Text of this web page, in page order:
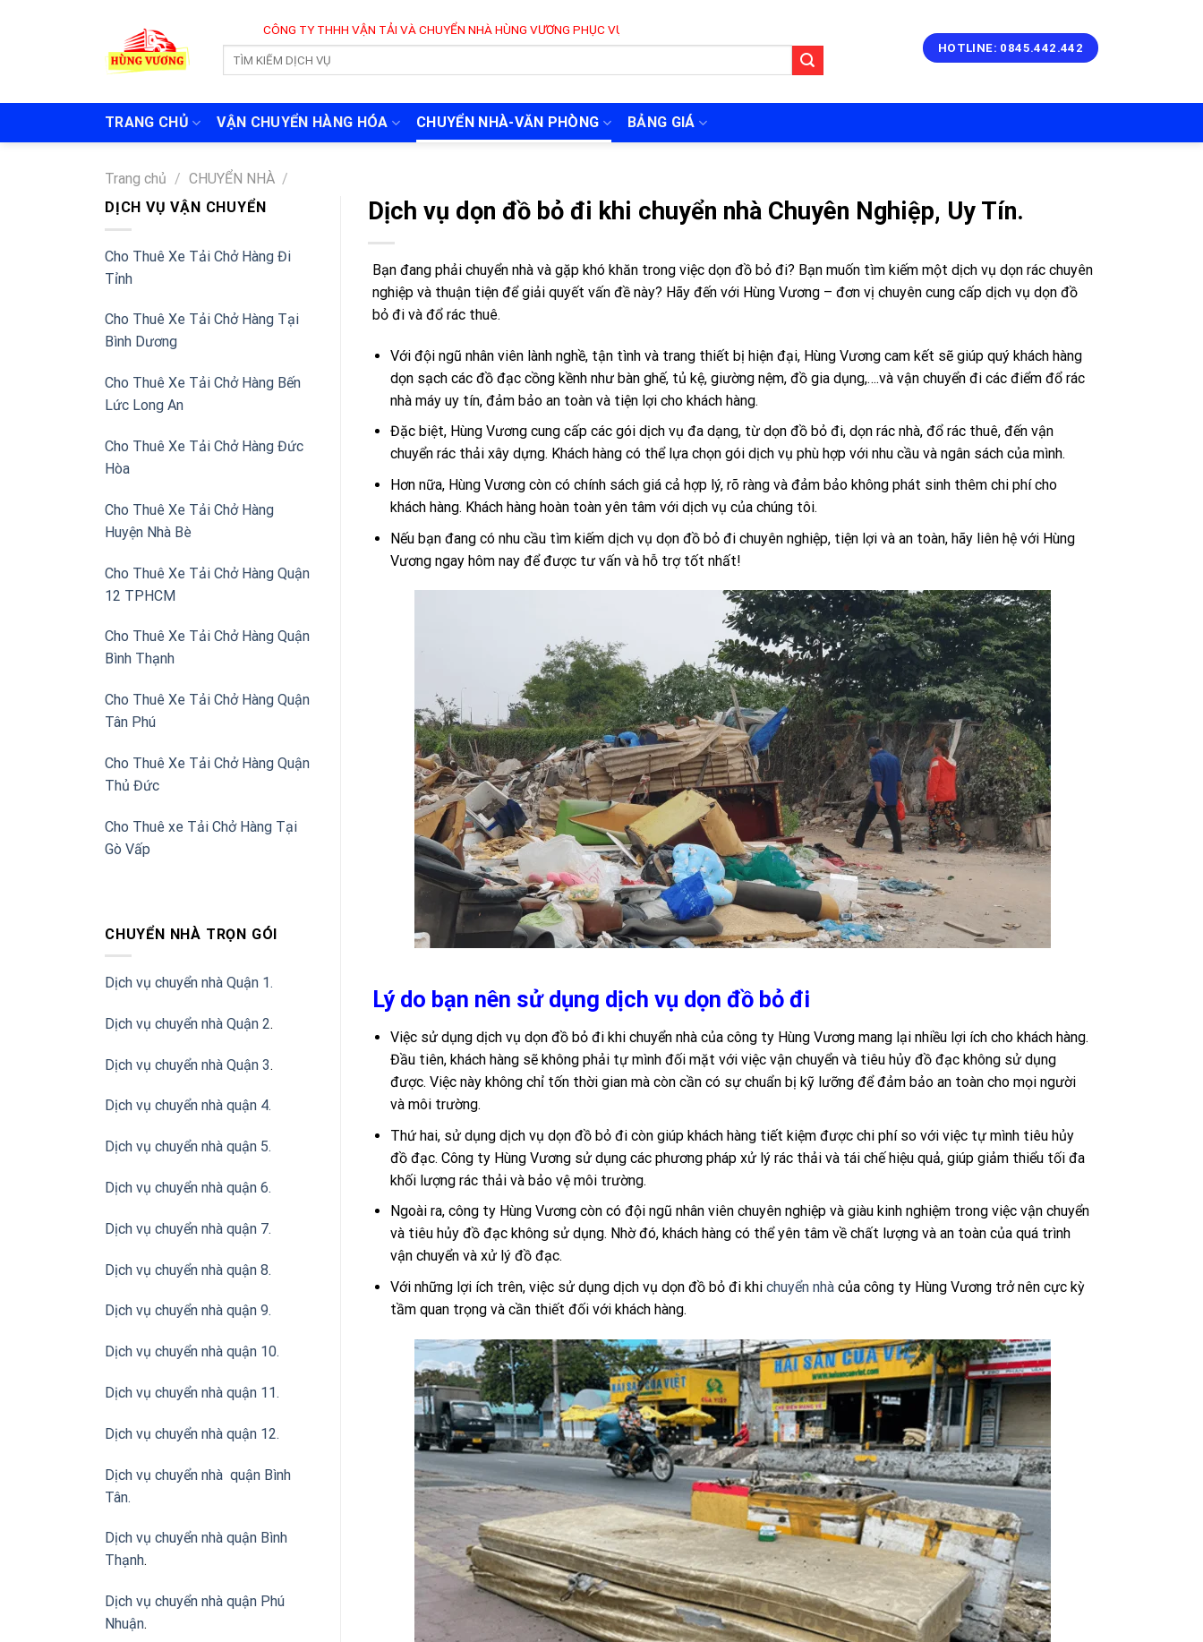
CÔNG TY THHH VẬN TẢI VÀ CHUYỂN NHÀ HÙNG VƯƠNG PHỤC VỤ 24/7
HOTLINE: 0845.442.442
TRANG CHỦ VẬN CHUYỂN HÀNG HÓA CHUYỂN NHÀ-VĂN PHÒNG BẢNG GIÁ
Trang chủ / CHUYỂN NHÀ /
DỊCH VỤ VẬN CHUYỂN
Cho Thuê Xe Tải Chở Hàng Đi
Tỉnh
Cho Thuê Xe Tải Chở Hàng Tại
Bình Dương
Cho Thuê Xe Tải Chở Hàng Bến
Lức Long An
Cho Thuê Xe Tải Chở Hàng Đức
Hòa
Cho Thuê Xe Tải Chở Hàng
Huyện Nhà Bè
Cho Thuê Xe Tải Chở Hàng Quận
12 TPHCM
Cho Thuê Xe Tải Chở Hàng Quận
Bình Thạnh
Cho Thuê Xe Tải Chở Hàng Quận
Tân Phú
Cho Thuê Xe Tải Chở Hàng Quận
Thủ Đức
Cho Thuê xe Tải Chở Hàng Tại
Gò Vấp
CHUYỂN NHÀ TRỌN GÓI
Dịch vụ chuyển nhà Quận 1.
Dịch vụ chuyển nhà Quận 2.
Dịch vụ chuyển nhà Quận 3.
Dịch vụ chuyển nhà quận 4.
Dịch vụ chuyển nhà quận 5.
Dịch vụ chuyển nhà quận 6.
Dịch vụ chuyển nhà quận 7.
Dịch vụ chuyển nhà quận 8.
Dịch vụ chuyển nhà quận 9.
Dịch vụ chuyển nhà quận 10.
Dịch vụ chuyển nhà quận 11.
Dịch vụ chuyển nhà quận 12.
Dịch vụ chuyển nhà quận Bình
Tân.
Dịch vụ chuyển nhà quận Bình
Thạnh.
Dịch vụ chuyển nhà quận Phú
Nhuận.
Dịch vụ dọn đồ bỏ đi khi chuyển nhà Chuyên Nghiệp, Uy Tín.
Bạn đang phải chuyển nhà và gặp khó khăn trong việc dọn đồ bỏ đi? Bạn muốn tìm kiếm một dịch vụ dọn rác chuyên
nghiệp và thuận tiện để giải quyết vấn đề này? Hãy đến với Hùng Vương – đơn vị chuyên cung cấp dịch vụ dọn đồ
bỏ đi và đổ rác thuê.
Với đội ngũ nhân viên lành nghề, tận tình và trang thiết bị hiện đại, Hùng Vương cam kết sẽ giúp quý khách hàng
dọn sạch các đồ đạc cồng kềnh như bàn ghế, tủ kệ, giường nệm, đồ gia dụng,….và vận chuyển đi các điểm đổ rác
nhà máy uy tín, đảm bảo an toàn và tiện lợi cho khách hàng.
Đặc biệt, Hùng Vương cung cấp các gói dịch vụ đa dạng, từ dọn đồ bỏ đi, dọn rác nhà, đổ rác thuê, đến vận
chuyển rác thải xây dựng. Khách hàng có thể lựa chọn gói dịch vụ phù hợp với nhu cầu và ngân sách của mình.
Hơn nữa, Hùng Vương còn có chính sách giá cả hợp lý, rõ ràng và đảm bảo không phát sinh thêm chi phí cho
khách hàng. Khách hàng hoàn toàn yên tâm với dịch vụ của chúng tôi.
Nếu bạn đang có nhu cầu tìm kiếm dịch vụ dọn đồ bỏ đi chuyên nghiệp, tiện lợi và an toàn, hãy liên hệ với Hùng
Vương ngay hôm nay để được tư vấn và hỗ trợ tốt nhất!
Lý do bạn nên sử dụng dịch vụ dọn đồ bỏ đi
Việc sử dụng dịch vụ dọn đồ bỏ đi khi chuyển nhà của công ty Hùng Vương mang lại nhiều lợi ích cho khách hàng.
Đầu tiên, khách hàng sẽ không phải tự mình đối mặt với việc vận chuyển và tiêu hủy đồ đạc không sử dụng
được. Việc này không chỉ tốn thời gian mà còn cần có sự chuẩn bị kỹ lưỡng để đảm bảo an toàn cho mọi người
và môi trường.
Thứ hai, sử dụng dịch vụ dọn đồ bỏ đi còn giúp khách hàng tiết kiệm được chi phí so với việc tự mình tiêu hủy
đồ đạc. Công ty Hùng Vương sử dụng các phương pháp xử lý rác thải và tái chế hiệu quả, giúp giảm thiểu tối đa
khối lượng rác thải và bảo vệ môi trường.
Ngoài ra, công ty Hùng Vương còn có đội ngũ nhân viên chuyên nghiệp và giàu kinh nghiệm trong việc vận chuyển
và tiêu hủy đồ đạc không sử dụng. Nhờ đó, khách hàng có thể yên tâm về chất lượng và an toàn của quá trình
vận chuyển và xử lý đồ đạc.
Với những lợi ích trên, việc sử dụng dịch vụ dọn đồ bỏ đi khichuyển nhà của công ty Hùng Vương trở nên cực kỳ
tầm quan trọng và cần thiết đối với khách hàng.